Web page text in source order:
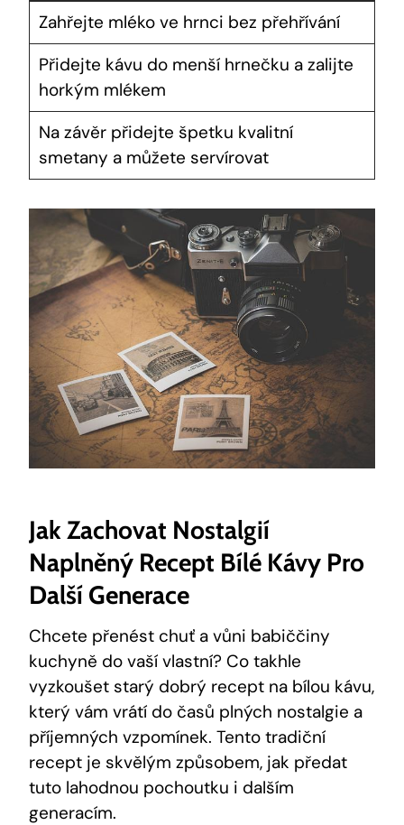
Zahřejte mléko ve hrnci bez přehřívání
Přidejte kávu do menší hrnečku a zalijte
horkým mlékem
Na závěr přidejte špetku kvalitní
smetany a můžete servírovat
Jak Zachovat Nostalgií
Naplněný Recept Bílé Kávy Pro
Další Generace
Chcete přenést chuť a vůni babiččiny
kuchyně do vaší vlastní? Co takhle
vyzkoušet starý dobrý recept na bílou kávu,
který vám vrátí do časů plných nostalgie a
příjemných vzpomínek. Tento tradiční
recept je skvělým způsobem, jak předat
tuto lahodnou pochoutku i dalším
generacím.